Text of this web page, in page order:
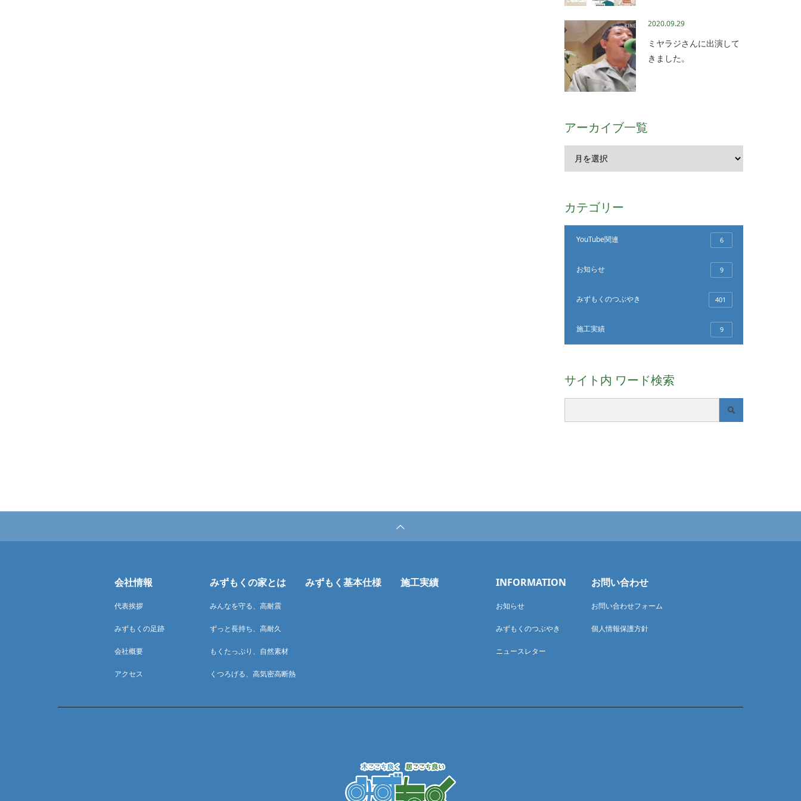
2020.09.29
ミヤラジさんに出演して
きました。
アーカイブ一覧
カテゴリー
YouTube関連 6
お知らせ 9
みずもくのつぶやき 401
施工実績 9
サイト内 ワード検索
会社情報
代表挨拶
みずもくの足跡
会社概要
アクセス
みずもくの家とは
みんなを守る、高耐震
ずっと長持ち、高耐久
もくたっぷり、自然素材
くつろげる、高気密高断熱
みずもく基本仕様 施工実績 INFORMATION
お知らせ
みずもくのつぶやき
ニュースレター
お問い合わせ
お問い合わせフォーム
個人情報保護方針